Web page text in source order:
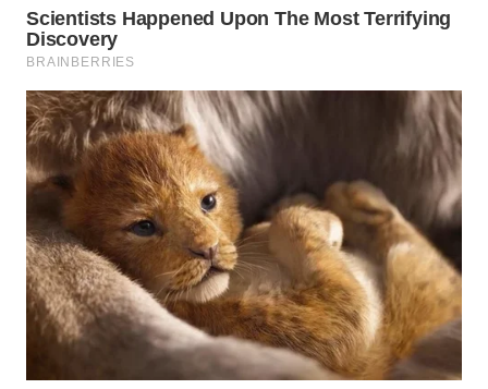
WN
INDRAMAYU
WN
KUNINGAN
MAJALENGKA
WN
SUBANG
WN